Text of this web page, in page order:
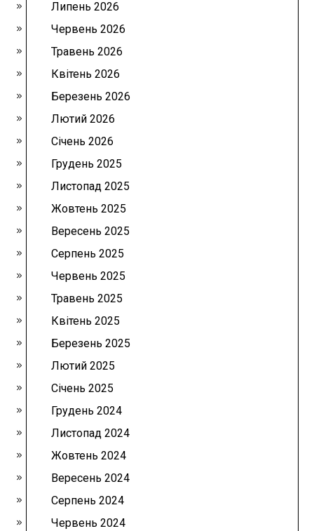
Липень 2026
Червень 2026
Травень 2026
Квітень 2026
Березень 2026
Лютий 2026
Січень 2026
Грудень 2025
Листопад 2025
Жовтень 2025
Вересень 2025
Серпень 2025
Червень 2025
Травень 2025
Квітень 2025
Березень 2025
Лютий 2025
Січень 2025
Грудень 2024
Листопад 2024
Жовтень 2024
Вересень 2024
Серпень 2024
Червень 2024